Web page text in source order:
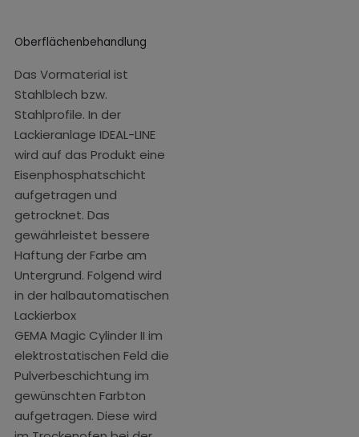
Oberflächenbehandlung
Das Vormaterial ist
Stahlblech bzw.
Stahlprofile. In der
Lackieranlage IDEAL-LINE
wird auf das Produkt eine
Eisenphosphatschicht
aufgetragen und
getrocknet. Das
gewährleistet bessere
Haftung der Farbe am
Untergrund. Folgend wird
in der halbautomatischen
Lackierbox
GEMA Magic Cylinder II im
elektrostatischen Feld die
Pulverbeschichtung im
gewünschten Farbton
aufgetragen. Diese wird